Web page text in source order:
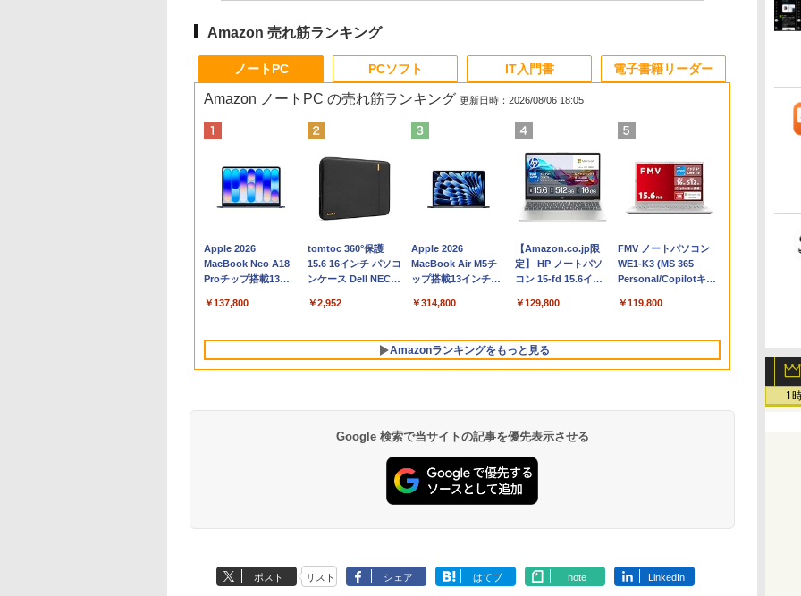
1
Amazon 売れ筋ランキング
ノートPC
Amazon ノートPC の売れ筋ランキング 更新日時：2026/08/06 18:05
Apple 2026
MacBook Neo A18
Proチップ搭載13イ
AIとApple
設計、Liquid Retina
ユニファイドメモ
￥137,800
tomtoc 360°保護
15.6 16インチ パソコ
ンケース Dell NEC
dynabook Lenovo
￥2,952
Apple 2026
MacBook Air M5チ
ップ搭載13インチノ
Apple Intelligence、
Retinaディスプレ
イ、24GBユニファイ
ドメモリ、1TB SSD
ド、Touch ID - ミッ
￥314,800
【Amazon.co.jp限
定】 HP ノートパソ
コン 15-fd 15.6イン
512GB SSD インテ
￥129,800
FMV ノートパソコン
WE1-K3 (MS 365
Personal/Copilotキー
型/Core i5/16GB/SSD
FMVWK3E15W_AZ
￥119,800
Amazonランキングをもっと見る
PCソフト
バーチャルアイテム
を含む】 【オンライ
￥1,300
2024(最新 永続版)|オ
ンラインコード
￥39,582
定バーチャルアイテ
ムを含む】 【オンラ
￥3,200
バーチャルアイテム
を含む】 【オンライ
￥1,600
版)|オンラインコード
版|Windows11、
￥37,224
IT入門書
￥1,766
出す プロンプトの言
葉 AI画像生成シリー
￥480
非エンジニア 初心者
素人 でも安心 使い方
￥99
ハードウェア・市販
ソフトウェアのパー
￥1,600
ザイン入門講座［第2
版］
￥2,326
電子書籍リーダー
7インチディスプレ
イ、色調調節ライ
￥27,980
ない、大きな画面で
読みやすい、6週間持
￥19,980
ション (32GB) 7イン
チディスプレイ、明
￥32,980
トレージ、防水、7イ
ンチカラーディスプ
￥39,980
インチカラーディスプ
レイ、64GBストレー
￥115,980
Google 検索で当サイトの記事を優先表示させる
ポスト リスト シェア はてブ note LinkedIn